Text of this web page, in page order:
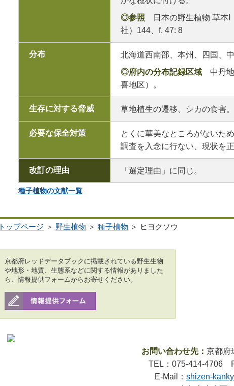
◎参照 日本の野生植物 草本Ⅰ
社）144、f. 47: 8
分布
北海道西南部、本州、四国、中
◎府内の分布記録区域 中丹地
喜地区）。
生存に対する脅威 草地植生の遷移、シカの食害。
必要な保全対策
とくに華美なところがないた
調査を入念に行ない、現状を
改訂の理由 「選定理由」に同じ。
種子植物の文献一覧
トップページ ＞ 野生植物 ＞ 種子植物 ＞ ヒヨクソウ
京都府レッドデータブックに掲載されている野生生物
や地形・地質、生態系などに関する情報がありました
ら、情報提供フォームからお寄せください。
お問い合わせ先： 京都府
TEL：075-414-4706
E-Mail： shizen-